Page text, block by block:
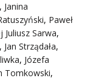
, Janina
, Paweł
Juliusz Sarwa,
, Jan Strządała,
, Józefa
Tomkowski,